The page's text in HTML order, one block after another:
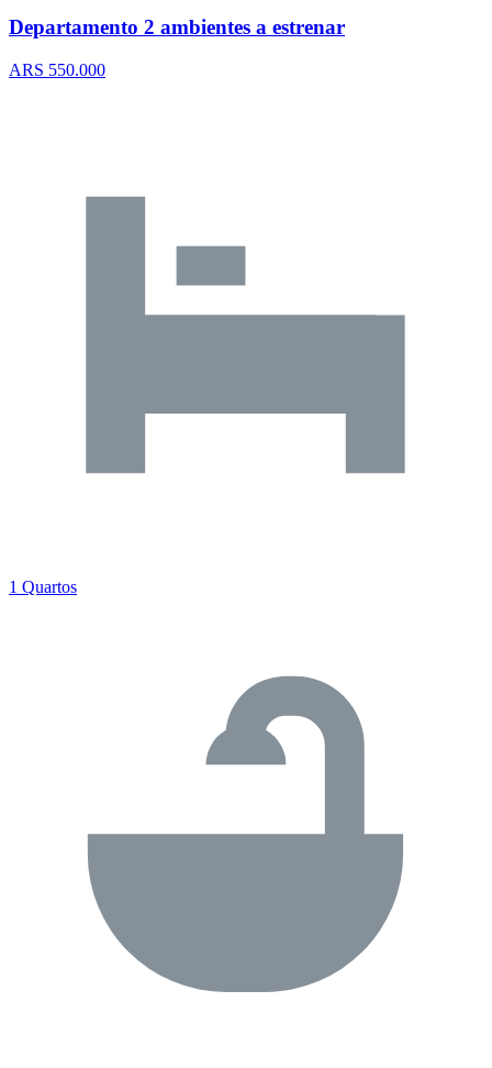
Departamento 2 ambientes a estrenar
ARS 550.000
1 Quartos